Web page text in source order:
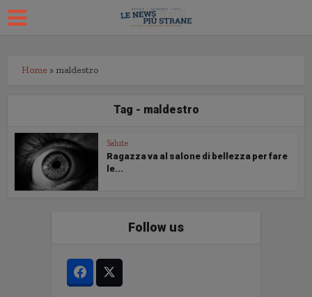
Home » maldestro
Tag - maldestro
Salute
Ragazza va al salone di bellezza per fare
le...
Follow us